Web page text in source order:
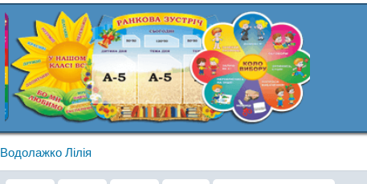
Водолажко Лілія